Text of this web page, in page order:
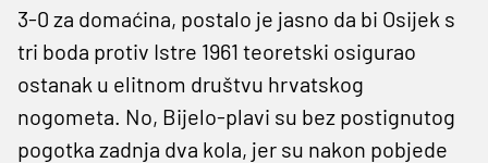
3-0 za domaćina, postalo je jasno da bi Osijek s
tri boda protiv Istre 1961 teoretski osigurao
ostanak u elitnom društvu hrvatskog
nogometa. No, Bijelo-plavi su bez postignutog
pogotka zadnja dva kola, jer su nakon pobjede